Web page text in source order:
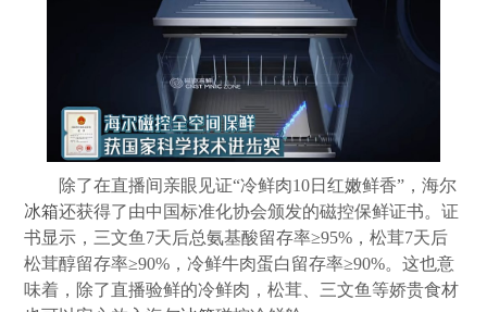
除了在直播间亲眼见证“冷鲜肉10日红嫩鲜香”，海尔
冰箱还获得了由中国标准化协会颁发的磁控保鲜证书。证
书显示，三文鱼7天后总氨基酸留存率≥95%，松茸7天后
松茸醇留存率≥90%，冷鲜牛肉蛋白留存率≥90%。这也意
味着，除了直播验鲜的冷鲜肉，松茸、三文鱼等娇贵食材